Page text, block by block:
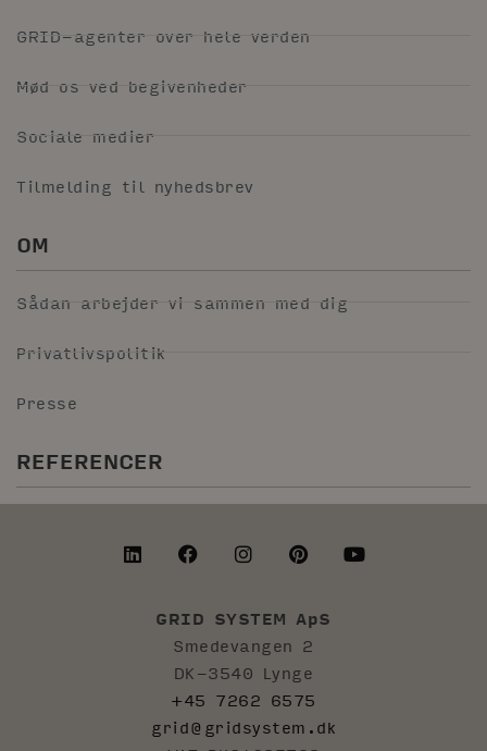
GRID-agenter over hele verden
Mød os ved begivenheder
Sociale medier
Tilmelding til nyhedsbrev
OM
Sådan arbejder vi sammen med dig
Privatlivspolitik
Presse
REFERENCER
GRID SYSTEM ApS
Smedevangen 2
DK-3540 Lynge
+45 7262 6575
grid@gridsystem.dk